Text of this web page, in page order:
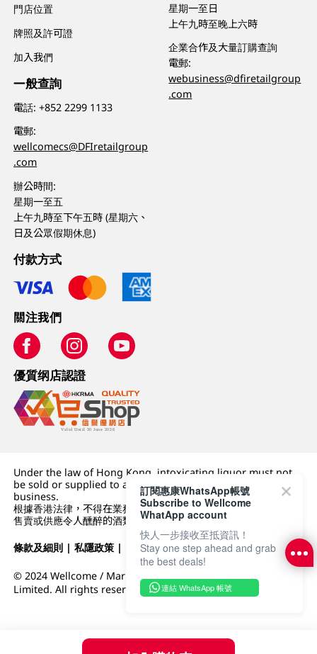
門店位置
牌照及許可證
加入我們
一般查詢
電話:+852 2299 1133
電郵:
wellcomecs@DFIretailgroup
.com
辦公時間:
星期一至五
上午九時至下午五時 (星期六、
日及公眾假期休息)
星期一至日
上午九時至晚上六時
企業合作及大量訂購查詢
電郵:
webusiness@dfiretailgroup
.com
付款方式
關注我們
優質纲店認證
Under the law of Hong Kong, intoxicating liquor must not
be sold or supplied to a minor (under 18) in the course of
business.
根據香港法律，不得在業務過程中，向未成年人 (18 歲以下人士)
售賣或供應令人醺醉的酒類。
條款及細則 |私隱政策 | DFI零售集團
© 2024 Wellcome / Market Place. The Dairy Farm Company
Limited. All rights reserved.
訂閱惠康WhatsApp帳號
Subscribe to Wellcome
WhatApp account
快人一步接收至抵資訊！
Stay one step ahead and grab
the best deals!
連結 WhatsApp 帳號